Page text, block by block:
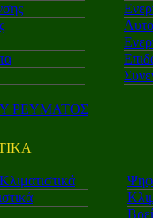
ΡΕΥΜΑΤΟΣ